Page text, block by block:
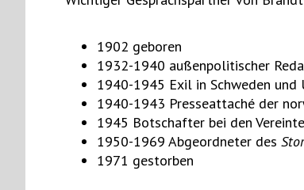
1902 geboren
1932-1940 außenpolitischer
1940-1945 Exil in Schweden und
1940-1943 Presseattaché der
1945 Botschafter bei den
1950-1969 Abgeordneter des
1971 gestorben